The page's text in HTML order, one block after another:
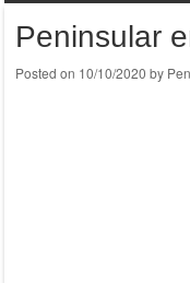
Peninsular
Posted on 10/10/2020 by